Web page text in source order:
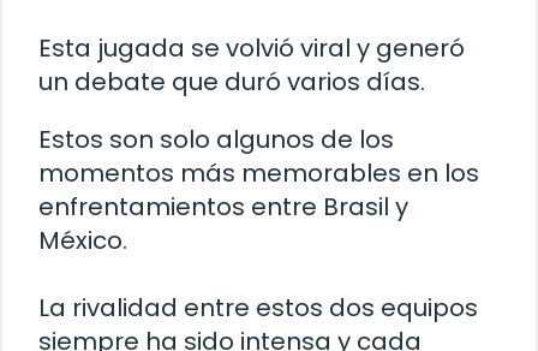
Esta jugada se volvió viral y generó
un debate que duró varios días.
Estos son solo algunos de los
momentos más memorables en los
enfrentamientos entre Brasil y
México.
La rivalidad entre estos dos equipos
siempre ha sido intensa y cada